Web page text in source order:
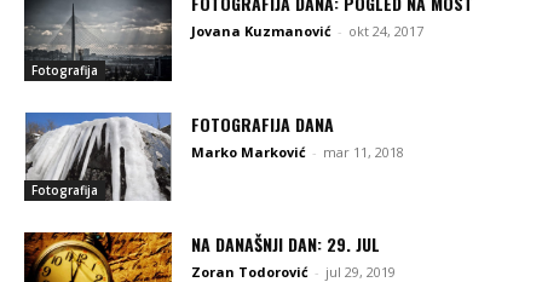
Fotografija
Jovana Kuzmanović - okt 24, 2017
Fotografija
FOTOGRAFIJA DANA
Marko Marković - mar 11, 2018
NA DANAŠNJI DAN: 29. JUL
Zoran Todorović - jul 29, 2019